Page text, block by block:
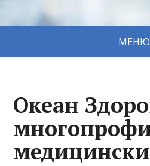
МЕНЮ
Океан